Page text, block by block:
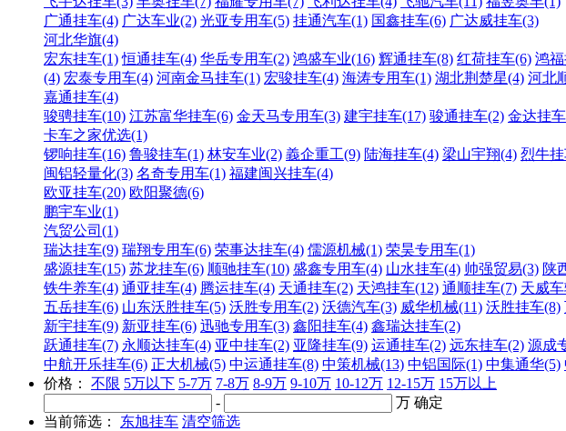
广通挂车(4) 广达车业(2) 光亚专用车(5) 挂通汽车(1) 国鑫挂车(6) 广达威挂车(3)
河北华旗(4)
宏东挂车(1) 恒通挂车(4) 华岳专用车(2) 鸿盛车业(16) 辉通挂车(8) 红荷挂车(6) 鸿
(4) 宏泰专用车(4) 河南金马挂车(1) 宏骏挂车(4) 海涛专用车(1) 湖北荆楚星(4) 河北
嘉通挂车(4)
骏骋挂车(10) 江苏富华挂车(6) 金天马专用车(3) 建宇挂车(17) 骏通挂车(2) 金达挂
卡车之家优选(1)
锣响挂车(16) 鲁骏挂车(1) 林安车业(2) 義企重工(9) 陆海挂车(4) 梁山宇翔(4) 烈牛
闽铝轻量化(3) 名奇专用车(1) 福建闽兴挂车(4)
欧亚挂车(20) 欧阳聚德(6)
鹏宇车业(1)
汽贸公司(1)
瑞达挂车(9) 瑞翔专用车(6) 荣事达挂车(4) 儒源机械(1) 荣昊专用车(1)
盛源挂车(15) 苏龙挂车(6) 顺驰挂车(10) 盛鑫专用车(4) 山水挂车(4) 帅强贸易(3) 陕
铁牛养车(4) 通亚挂车(4) 腾运挂车(4) 天通挂车(2) 天鸿挂车(12) 通顺挂车(7) 天威
五岳挂车(6) 山东沃胜挂车(5) 沃胜专用车(2) 沃德汽车(3) 威华机械(11) 沃胜挂车(8)
新宇挂车(9) 新亚挂车(6) 迅驰专用车(3) 鑫阳挂车(4) 鑫瑞达挂车(2)
跃通挂车(7) 永顺达挂车(4) 亚中挂车(2) 亚隆挂车(9) 运通挂车(2) 远东挂车(2) 源成
中航开乐挂车(6) 正大机械(5) 中运通挂车(8) 中策机械(13) 中铝国际(1) 中集通华(5)
价格：
不限 5万以下 5-7万 7-8万 8-9万 9-10万 10-12万 12-15万 15万以上
-
万 确定
当前筛选：
东旭挂车 清空筛选